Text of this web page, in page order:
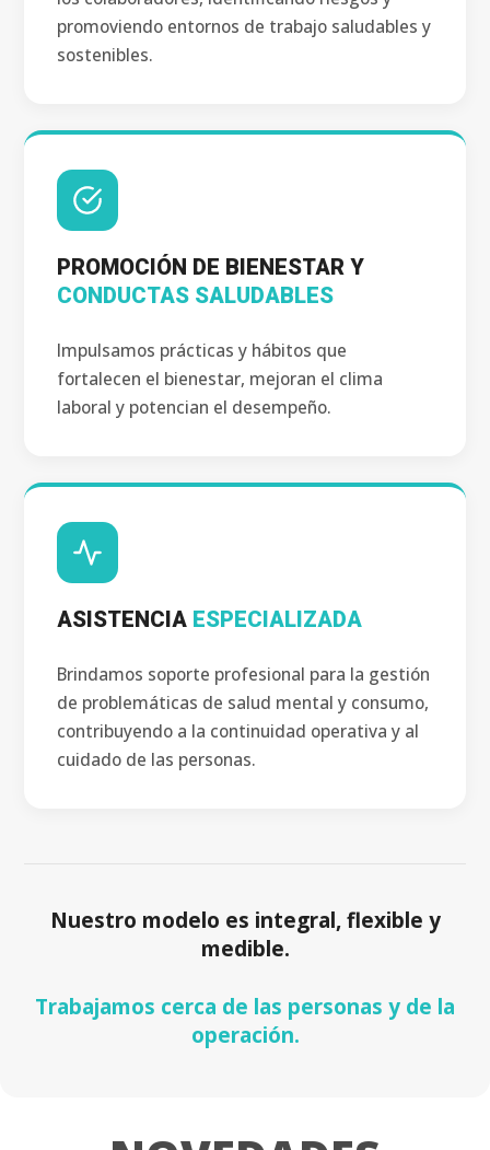
promoviendo entornos de trabajo saludables y
sostenibles.
PROMOCIÓN DE BIENESTAR Y
CONDUCTAS SALUDABLES
Impulsamos prácticas y hábitos que
fortalecen el bienestar, mejoran el clima
laboral y potencian el desempeño.
ASISTENCIA ESPECIALIZADA
Brindamos soporte profesional para la gestión
de problemáticas de salud mental y consumo,
contribuyendo a la continuidad operativa y al
cuidado de las personas.
Nuestro modelo es integral, flexible y
medible.
Trabajamos cerca de las personas y de la
operación.